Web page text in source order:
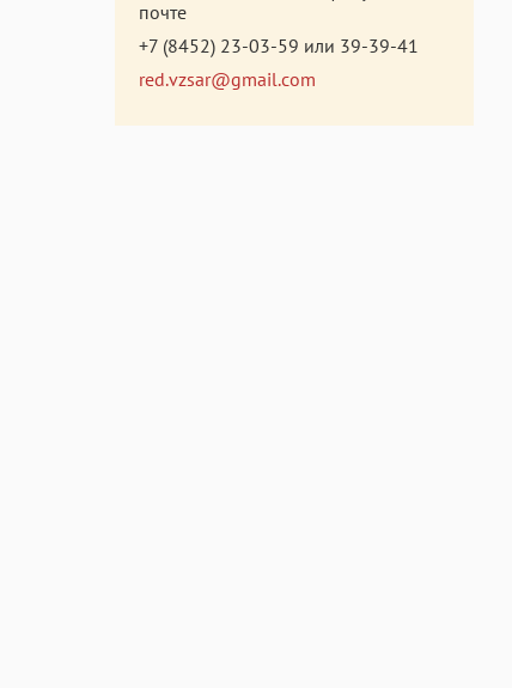
почте
+7 (8452) 23-03-59 или 39-39-41
red.vzsar@gmail.com